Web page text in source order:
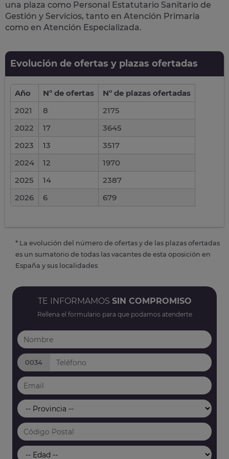
una plaza como Personal Estatutario Sanitario de
Gestión y Servicios, tanto en Atención Primaria
como en Atención Especializada.
Evolución de ofertas y plazas ofertadas
Año Nº de ofertas
Nº de plazas ofertadas
2021
8
2175
2022
17
3645
2023
13
3517
2024
12
1970
2025
14
2387
2026
6 679
* La evolución del número de ofertas y de las plazas ofertadas
es un sumatorio de todas las vacantes de esta oposición en
España y sus localidades
TE INFORMAMOS SIN COMPROMISO
Rellena el formulario para que podamos atenderte
0034